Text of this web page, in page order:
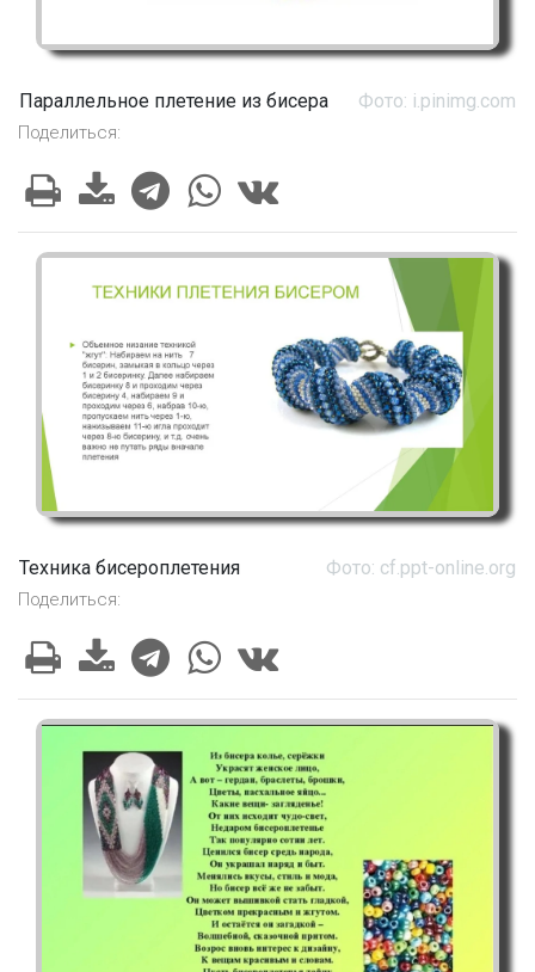
Параллельное плетение из бисера Фото: i.pinimg.com
Поделиться:
Техника бисероплетения Фото: cf.ppt-online.org
Поделиться: